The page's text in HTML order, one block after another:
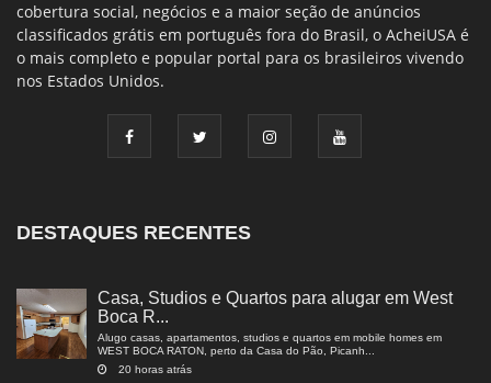
cobertura social, negócios e a maior seção de anúncios
classificados grátis em português fora do Brasil, o AcheiUSA é
o mais completo e popular portal para os brasileiros vivendo
nos Estados Unidos.
DESTAQUES RECENTES
Casa, Studios e Quartos para alugar em West
Boca R...
Alugo casas, apartamentos, studios e quartos em mobile homes em
WEST BOCA RATON, perto da Casa do Pão, Picanh...
20 horas atrás